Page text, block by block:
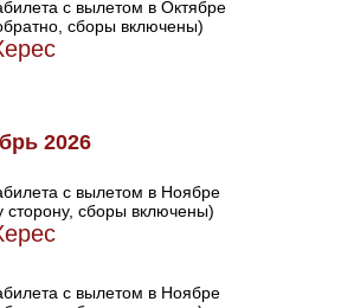
с вылетом в Октябре
сборы включены)
2026
с вылетом в Ноябре
сторону, сборы включены)
с вылетом в Ноябре